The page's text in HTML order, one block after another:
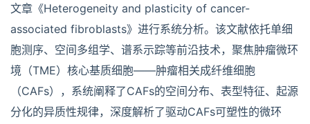
文章《Heterogeneity and plasticity of cancer-
associated fibroblasts》进行系统分析。该文献依托单细
胞测序、空间多组学、谱系示踪等前沿技术，聚焦肿瘤微环
境（TME）核心基质细胞——肿瘤相关成纤维细胞
（CAFs），系统阐释了CAFs的空间分布、表型特征、起源
分化的异质性规律，深度解析了驱动CAFs可塑性的微环